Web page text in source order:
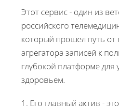
Этот сервис - один из
российского
который прошел путь от
агрегатора записей к
глубокой платформе для
здоровьем.
1. Его главный актив -